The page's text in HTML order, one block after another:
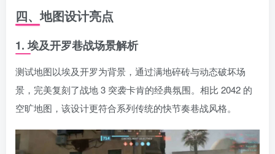
四、地图设计亮点
1. 埃及开罗巷战场景解析
测试地图以埃及开罗为背景，通过满地碎砖与动态破坏场
景，完美复刻了战地 3 突袭卡肯的经典氛围。相比 2042 的
空旷地图，该设计更符合系列传统的快节奏巷战风格。